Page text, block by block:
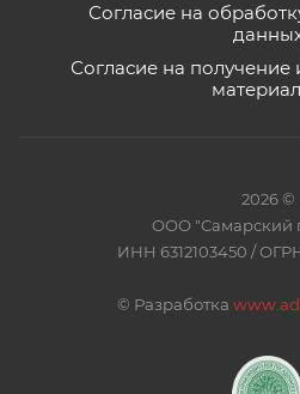
Согласие на
Согласие на
2026 ©
ООО "Самарский
ИНН 6312103450 / ОГРН
© Разработка